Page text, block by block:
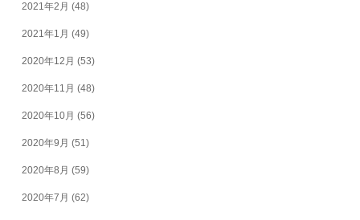
2021年2月 (48)
2021年1月 (49)
2020年12月 (53)
2020年11月 (48)
2020年10月 (56)
2020年9月 (51)
2020年8月 (59)
2020年7月 (62)